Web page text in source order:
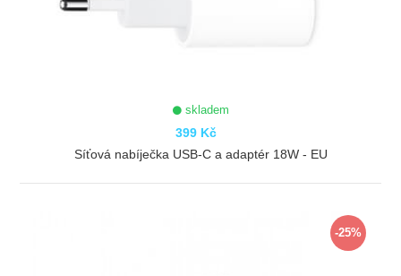
skladem
399 Kč
Síťová nabíječka USB-C a adaptér 18W - EU
-25%